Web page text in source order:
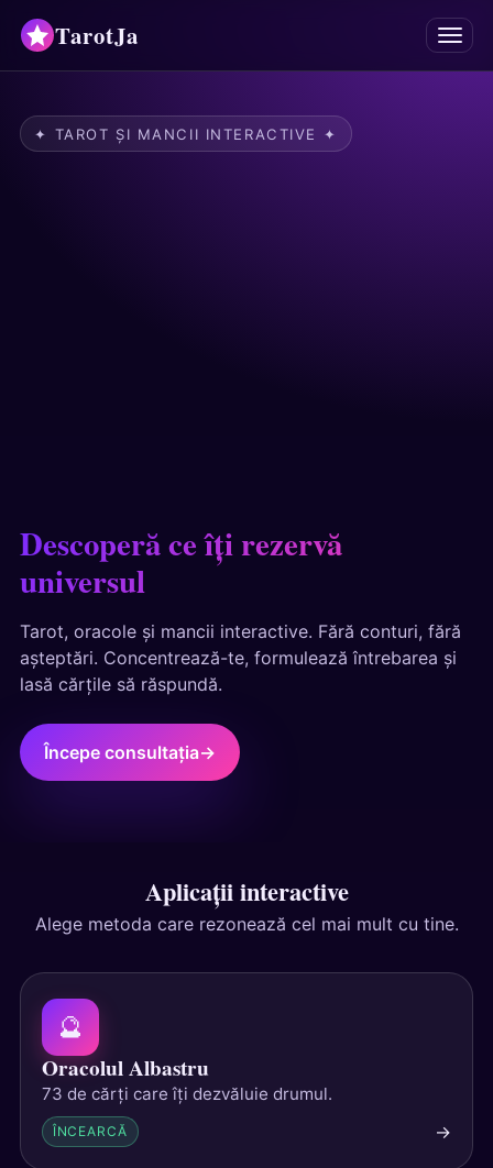
TarotJa Meniu
✦ TAROT ȘI MANCII INTERACTIVE ✦
Descoperă ce îți rezervă
universul
Tarot, oracole și mancii interactive. Fără conturi, fără
așteptări. Concentrează-te, formulează întrebarea și
lasă cărțile să răspundă.
Începe consultația→
Aplicații interactive
Alege metoda care rezonează cel mai mult cu tine.
🔮
Oracolul Albastru
73 de cărți care îți dezvăluie drumul.
ÎNCEARCĂ →